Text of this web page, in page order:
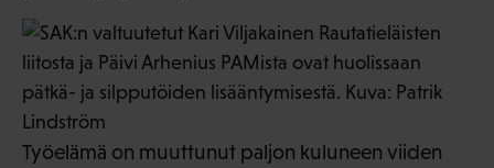
Työelämä on muuttunut paljon kuluneen viiden